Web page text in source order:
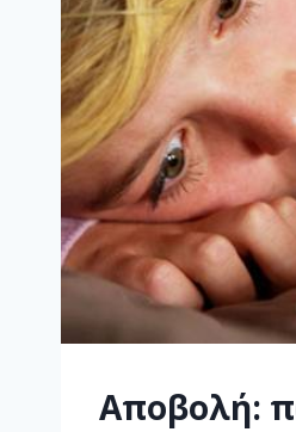
Αποβολή: